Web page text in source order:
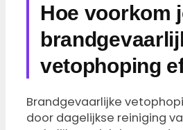
Hoe voorkom
vetophoping
Brandgevaarlijke
door dagelijkse reiniging